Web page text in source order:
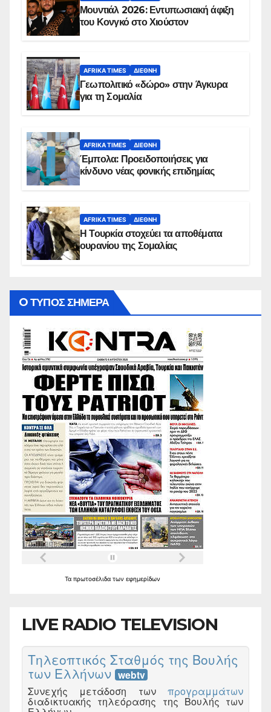
Μουντιάλ 2026: Εντυπωσιακή άφιξη
του Κονγκό στο Χιούστον
AFRIKA TIMES ΔΙΕΘΝΉ
Γεωπολιτικό «δώρο» στην Άγκυρα
για τη Σομαλία
AFRIKA TIMES ΔΙΕΘΝΉ
Έμπολα: Προειδοποιήσεις για
κίνδυνο νέας φονικής επιδημίας
AFRIKA TIMES ΔΙΕΘΝΉ
Η Τουρκία στοχεύει τα αποθέματα
ουρανίου της Σομαλίας
O ΤΥΠΟΣ ΣΗΜΕΡΑ
Τα πρωτοσέλιδα των εφημερίδων
LIVE RADIO TELEVISION